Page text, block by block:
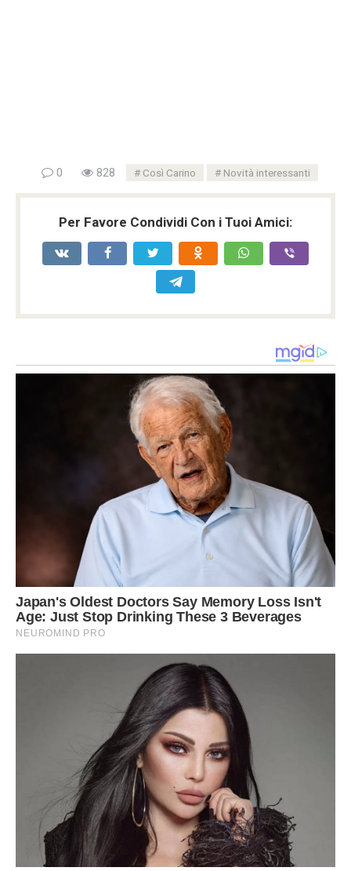
0 828 Così Carino Novità interessanti
Per Favore Condividi Con i Tuoi Amici: